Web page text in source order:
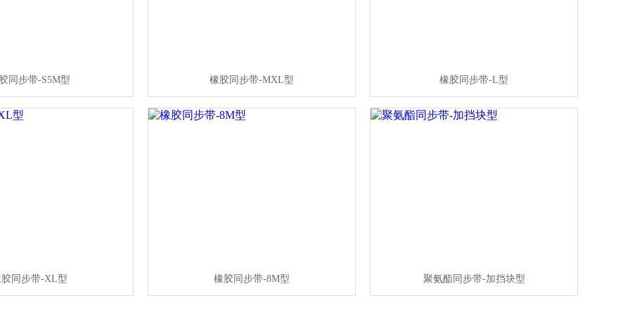
同步带-S5M型 橡胶同步带-MXL型 橡胶同步带-L型
同步带-XL型 橡胶同步带-8M型 聚氨酯同步带-加挡块型